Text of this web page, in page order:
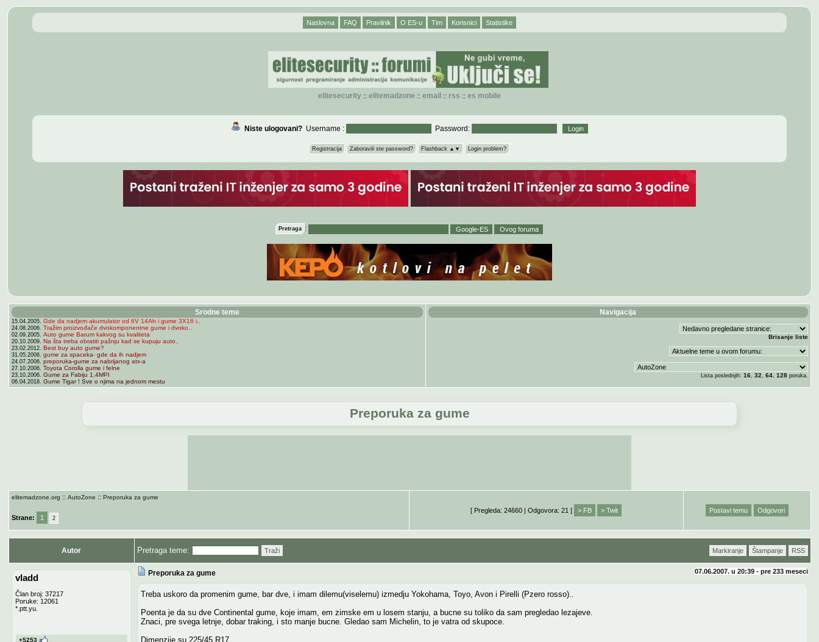
Naslovna FAQ Pravilnik O ES-u Tim Korisnici Statistike
elitesecurity:: elitemadzone :: email :: rss :: es mobile
Niste ulogovani?Username : Password:
Registracija Zaboravili ste password? Flashback ▲▼ Login problem?
Pretraga :
Srodne teme
15.04.2005. Gde da nadjem akumulator od 6V 14Ah i gume 3X16 i..
24.08.2006. Tražim proizvođače dvokomponentne gume i dvoko..
02.09.2005. Auto gume Barum kakvog su kvaliteta
20.10.2009. Na šta treba obratiti pažnju kad se kupuju auto..
23.02.2012. Best buy auto gume?
31.05.2006. gume za spaceka- gde da ih nadjem
24.07.2006. preporuka-gume za nabrijanog atx-a
27.10.2006. Toyota Corolla gume i felne
23.10.2006. Gume za Fabiju 1.4MPI
06.04.2018. Gume Tigar ! Sve o njima na jednom mestu
Navigacija
Brisanje liste
Lista poslednjih: 16, 32 64, 128poruka.
Preporuka za gume
elitemadzone.org :: AutoZone :: Preporuka za gume
Strane: 1 2
[ Pregleda: 24660 | Odgovora: 21 ] > FB > Twit Postavi temu Odgovori
Autor Pretraga teme: Traži Markiranje Štampanje RSS
vladd
Član broj: 37217
Poruke: 12061
*.ptt.yu.
+5253
Preporuka za gume 07.06.2007. u 20:39 - pre 233 meseci
Treba uskoro da promenim gume, bar dve, i imam dilemu(viselemu) izmedju Yokohama, Toyo, Avon i Pirelli (Pzero rosso)..
Poenta je da su dve Continental gume, koje imam, em zimske em u losem stanju, a bucne su toliko da sam pregledao lezajeve.
Znaci, pre svega letnje, dobar traking, i sto manje bucne. Gledao sam Michelin, to je vatra od skupoce.
Dimenzije su 225/45 R17